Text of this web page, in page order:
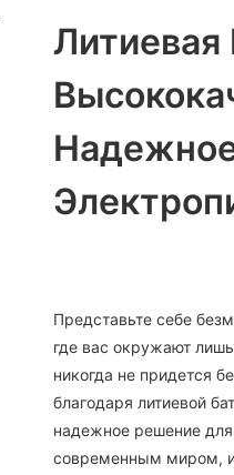
Литиевая
Представьте себе
где вас окружают
никогда не придется
благодаря литиевой
надежное решение для
современным миром, и